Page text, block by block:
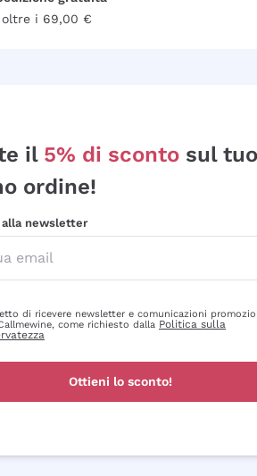
oltre i 69,00 €
il 5% di sconto sul tuo
ordine!
newsletter
di ricevere newsletter e comunicazioni
come richiesto dalla Politica sulla
Ottieni lo sconto!